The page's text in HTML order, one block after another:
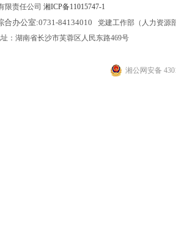
限责任公司 湘ICP备11015747-1
合办公室:0731-84134010
党建工作部（人力资源
湖南省长沙市芙蓉区人民东路469号
湘公网安备